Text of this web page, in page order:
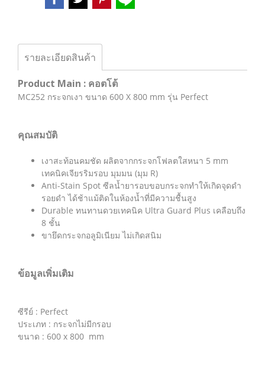
รายละเอียดสินค้า
Product Main : คอตโต้
MC252 กระจกเงา ขนาด 600 X 800 mm รุ่น Perfect
คุณสมบัติ
เงาสะท้อนคมชัด ผลิตจากกระจกโฟลตใสหนา 5 mm
เทคนิคเจียรริมรอบ มุมมน (มุม R)
Anti-Stain Spot ซีลน้ำยารอบขอบกระจกทำให้เกิดจุดดำ
รอยดำ ได้ช้าแม้ติดในห้องน้ำที่มีความชื้นสูง
Durable ทนทานดวยเทคนิค Ultra Guard Plus เคลือบถึง
8 ชั้น
ขายึดกระจกอลูมิเนียม ไม่เกิดสนิม
ข้อมูลเพิ่มเติม
ซีรีย์ : Perfect
ประเภท : กระจกไม่มีกรอบ
ขนาด : 600 x 800 mm